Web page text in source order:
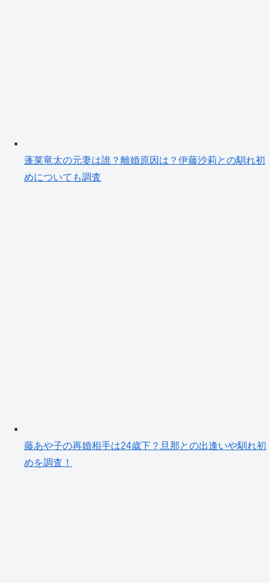
蓬莱竜太の元妻は誰？離婚原因は？伊藤沙莉との馴れ初
めについても調査
藤あや子の再婚相手は24歳下？旦那との出逢いや馴れ初
めを調査！